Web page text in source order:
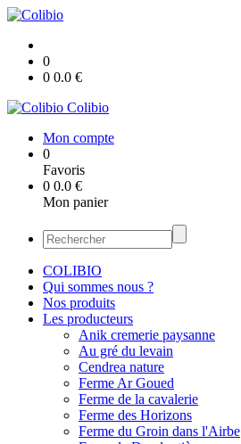
0
0 0.0 €
Colibio
Mon compte
0
Favoris
0 0.0 €
Mon panier
COLIBIO
Qui sommes nous ?
Nos produits
Les producteurs
Anik cremerie paysanne
Au gré du levain
Cendrea nature
Ferme Ar Goued
Ferme de la cavalerie
Ferme des Horizons
Ferme du Groin dans l'Airbe